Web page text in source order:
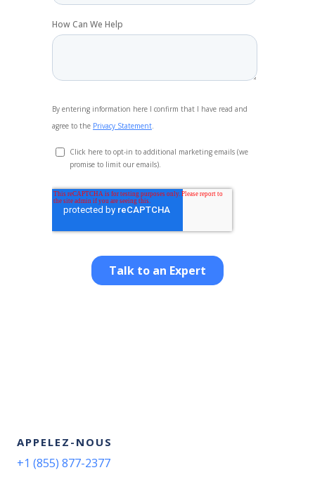
APPELEZ-NOUS
+1 (855) 877-2377